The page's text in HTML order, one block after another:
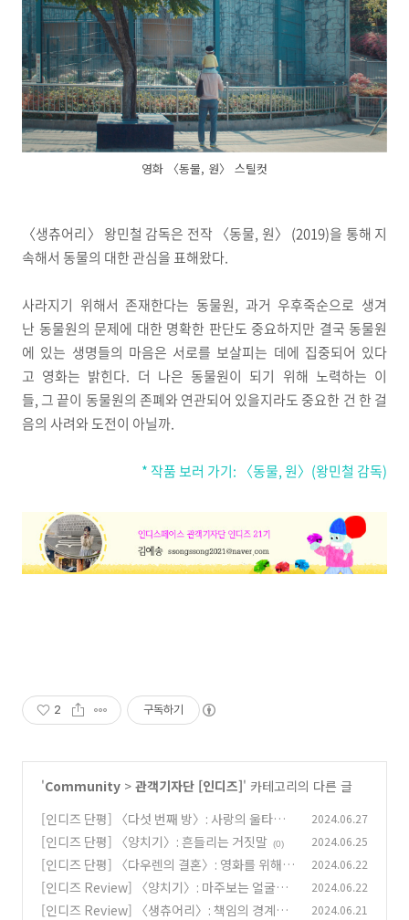
영화 〈동물, 원〉 스틸컷
〈생츄어리〉 왕민철 감독은 전작 〈동물, 원〉 (2019)을 통해 지
속해서 동물의 대한 관심을 표해왔다.
사라지기 위해서 존재한다는 동물원, 과거 우후죽순으로 생겨
난 동물원의 문제에 대한 명확한 판단도 중요하지만 결국 동물원
에 있는 생명들의 마음은 서로를 보살피는 데에 집중되어 있다
고 영화는 밝힌다. 더 나은 동물원이 되기 위해 노력하는 이
들, 그 끝이 동물원의 존폐와 연관되어 있을지라도 중요한 건 한 걸
음의 사려와 도전이 아닐까.
* 작품 보러 가기: 〈동물, 원〉(왕민철 감독)
2 구독하기
'Community > 관객기자단 [인디즈]' 카테고리의 다른 글
[인디즈 단평] 〈다섯 번째 방〉: 사랑의 울타리
에도 문은 필요해
(1)
2024.06.27
[인디즈 단평] 〈양치기〉: 흔들리는 거짓말 (0) 2024.06.25
[인디즈 단평] 〈다우렌의 결혼〉: 영화를 위해서
라면 (0)
2024.06.22
[인디즈 Review] 〈양치기〉: 마주보는 얼굴들
(0)
2024.06.22
[인디즈 Review] 〈생츄어리〉: 책임의 경계를
2024.06.21